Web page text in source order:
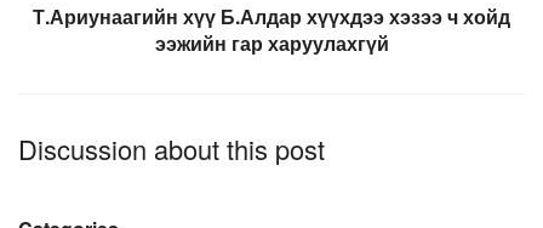
Т.Ариунаагийн хүү Б.Алдар хүүхдээ хэзээ ч хойд
ээжийн гар харуулахгүй
Discussion about this post